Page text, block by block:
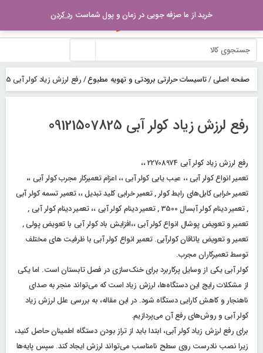
صفحه اصلی/تاسیسات حرارتی برودتی و تهویه مطبوع/رفع لرزش زیاد کولر آبی 09121507825
رفع لرزش زیاد کولر آبی 09121507825
رفع لرزش زیاد کولر آبی 22708974 ،،
تعمیر انواع کولر آبی ،، عیب یابی کولر آبی ،، اعزام تعمیرکار مجرب کولر آبی ،،
تعمیر خرابی کابل‌های رابط کولر , تعمیر خرابی کلید تبدیل ،، تعمیر تسمه کولر آبی
, تعمیر دینام کولر آبسال 3500 , تعمیر دینام کولر آبی ،، تعمیر دینام کولر آبی ,
تعمیر و تعویض پوشال انواع کولر آبی ،،افزایش باد کولر آبی با تعویض پولی ,
تعمیر و تعویض یاتاقان کولرآبی. تعمیر انواع کولر آبی با ظرفیت های مختلف
توسط تعمیرکاران مجرب.
کولر آبی یکی از وسایل پرکاربرد برای خنک‌سازی در فصل تابستان است. اما یکی
از مشکلات رایج این دستگاه‌ها، لرزش زیاد است که می‌تواند منجر به صدای
ناهنجار و کاهش کارایی دستگاه شود. در این مقاله، به بررسی علل لرزش زیاد
کولر آبی و روش‌های رفع آن می‌پردازیم.
برای رفع لرزش زیاد کولر آبی، ابتدا باید از تراز بودن دستگاه اطمینان حاصل کنید،
زیرا نصب نادرست روی سطح نامناسب می‌تواند لرزش ایجاد کند. سپس پایه‌ها
خرید از ما صزفه جویی در زمان و پول شماست رد کردن